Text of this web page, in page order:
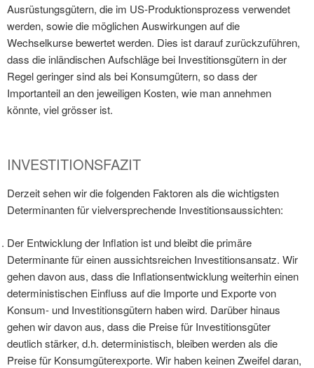
Ausrüstungsgütern, die im US-Produktionsprozess verwendet
werden, sowie die möglichen Auswirkungen auf die
Wechselkurse bewertet werden. Dies ist darauf zurückzuführen,
dass die inländischen Aufschläge bei Investitionsgütern in der
Regel geringer sind als bei Konsumgütern, so dass der
Importanteil an den jeweiligen Kosten, wie man annehmen
könnte, viel grösser ist.
INVESTITIONSFAZIT
Derzeit sehen wir die folgenden Faktoren als die wichtigsten
Determinanten für vielversprechende Investitionsaussichten:
Der Entwicklung der Inflation ist und bleibt die primäre
Determinante für einen aussichtsreichen Investitionsansatz. Wir
gehen davon aus, dass die Inflationsentwicklung weiterhin einen
deterministischen Einfluss auf die Importe und Exporte von
Konsum- und Investitionsgütern haben wird. Darüber hinaus
gehen wir davon aus, dass die Preise für Investitionsgüter
deutlich stärker, d.h. deterministisch, bleiben werden als die
Preise für Konsumgüterexporte. Wir haben keinen Zweifel daran,